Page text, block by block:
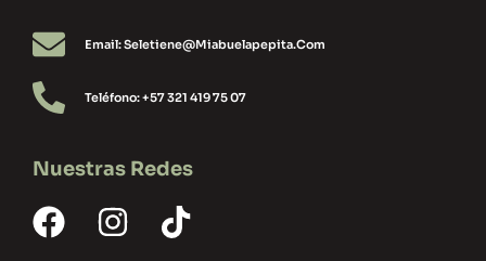
Email: Seletiene@miabuelapepita.com
Teléfono: +57 321 419 75 07
Nuestras Redes